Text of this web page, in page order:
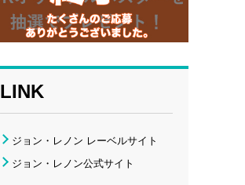
LINK
ジョン・レノン レーベルサイト
ジョン・レノン公式サイト